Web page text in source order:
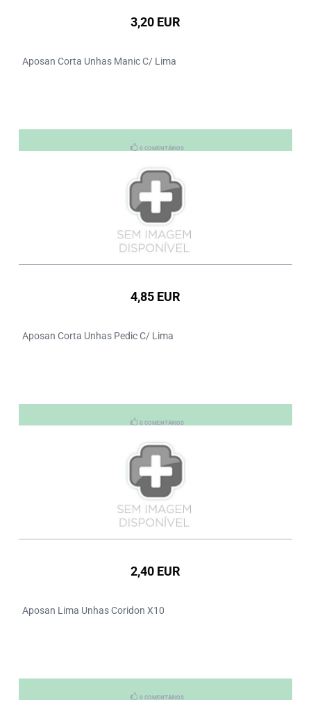
3,20 EUR
Aposan Corta Unhas Manic C/ Lima
0 COMENTÁRIOS
4,85 EUR
Aposan Corta Unhas Pedic C/ Lima
0 COMENTÁRIOS
2,40 EUR
Aposan Lima Unhas Coridon X10
0 COMENTÁRIOS